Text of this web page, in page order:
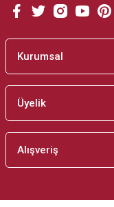
Bu ürüne benzer
Kurumsal
Üyelik
Alışveriş